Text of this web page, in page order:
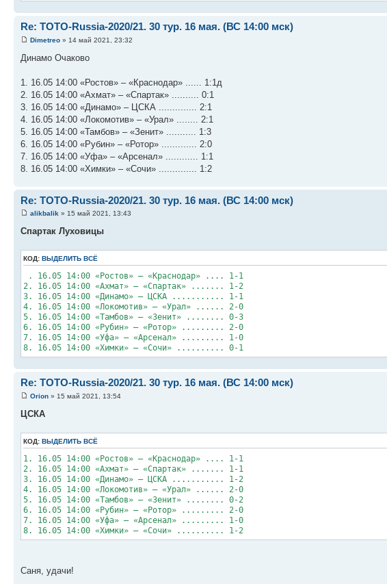
Re: TOTO-Russia-2020/21. 30 тур. 16 мая. (ВС 14:00 мск)
Dimetreo » 14 май 2021, 23:32
Динамо Очаково
1. 16.05 14:00 «Ростов» – «Краснодар» ...... 1:1д
2. 16.05 14:00 «Ахмат» – «Спартак» .......... 0:1
3. 16.05 14:00 «Динамо» – ЦСКА .............. 2:1
4. 16.05 14:00 «Локомотив» – «Урал» ........ 2:1
5. 16.05 14:00 «Тамбов» – «Зенит» ........... 1:3
6. 16.05 14:00 «Рубин» – «Ротор» ............. 2:0
7. 16.05 14:00 «Уфа» – «Арсенал» ............ 1:1
8. 16.05 14:00 «Химки» – «Сочи» .............. 1:2
Re: TOTO-Russia-2020/21. 30 тур. 16 мая. (ВС 14:00 мск)
alikbalik » 15 май 2021, 13:43
Спартак Луховицы
КОД: ВЫДЕЛИТЬ ВСЁ
. 16.05 14:00 «Ростов» – «Краснодар» .... 1-1
2. 16.05 14:00 «Ахмат» – «Спартак» ....... 1-2
3. 16.05 14:00 «Динамо» – ЦСКА ........... 1-1
4. 16.05 14:00 «Локомотив» – «Урал» ...... 2-0
5. 16.05 14:00 «Тамбов» – «Зенит» ........ 0-3
6. 16.05 14:00 «Рубин» – «Ротор» ......... 2-0
7. 16.05 14:00 «Уфа» – «Арсенал» ......... 1-0
8. 16.05 14:00 «Химки» – «Сочи» .......... 0-1
Re: TOTO-Russia-2020/21. 30 тур. 16 мая. (ВС 14:00 мск)
Orion » 15 май 2021, 13:54
ЦСКА
КОД: ВЫДЕЛИТЬ ВСЁ
1. 16.05 14:00 «Ростов» – «Краснодар» .... 1-1
2. 16.05 14:00 «Ахмат» – «Спартак» ....... 1-1
3. 16.05 14:00 «Динамо» – ЦСКА ........... 1-2
4. 16.05 14:00 «Локомотив» – «Урал» ...... 2-0
5. 16.05 14:00 «Тамбов» – «Зенит» ........ 0-2
6. 16.05 14:00 «Рубин» – «Ротор» ......... 2-0
7. 16.05 14:00 «Уфа» – «Арсенал» ......... 1-0
8. 16.05 14:00 «Химки» – «Сочи» .......... 1-2
Саня, удачи!